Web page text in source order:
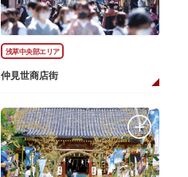
浅草中央部エリア
仲見世商店街